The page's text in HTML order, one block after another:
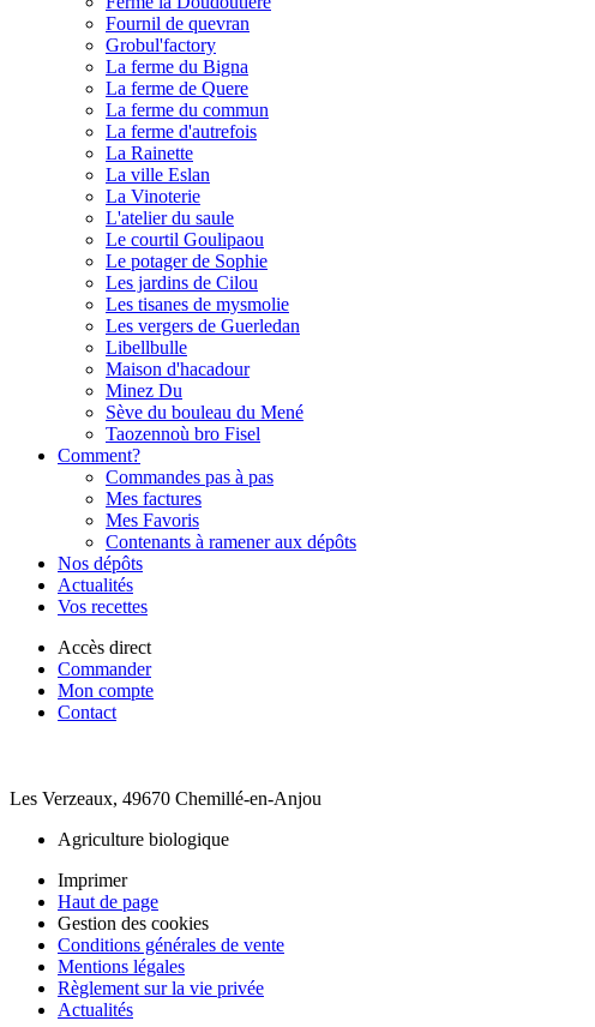
Fournil de quevran
Grobul'factory
La ferme du Bigna
La ferme de Quere
La ferme du commun
La ferme d'autrefois
La Rainette
La ville Eslan
La Vinoterie
L'atelier du saule
Le courtil Goulipaou
Le potager de Sophie
Les jardins de Cilou
Les tisanes de mysmolie
Les vergers de Guerledan
Libellbulle
Maison d'hacadour
Minez Du
Sève du bouleau du Mené
Taozennoù bro Fisel
Comment?
Commandes pas à pas
Mes factures
Mes Favoris
Contenants à ramener aux dépôts
Nos dépôts
Actualités
Vos recettes
Accès direct
Commander
Mon compte
Contact
Les Verzeaux, 49670 Chemillé-en-Anjou
Agriculture biologique
Imprimer
Haut de page
Gestion des cookies
Conditions générales de vente
Mentions légales
Règlement sur la vie privée
Actualités